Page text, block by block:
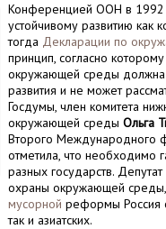
Конференцией ООН в 1992
устойчивому развитию как
тогда Декларации по
принцип, согласно
окружающей среды должна
развития и не может
Госдумы, член комитета
окружающей средыОльга
Второго Международного
отметила, что необходимо
разных государств.
охраны окружающей среды,
мусорной реформы Россия
так и азиатских.